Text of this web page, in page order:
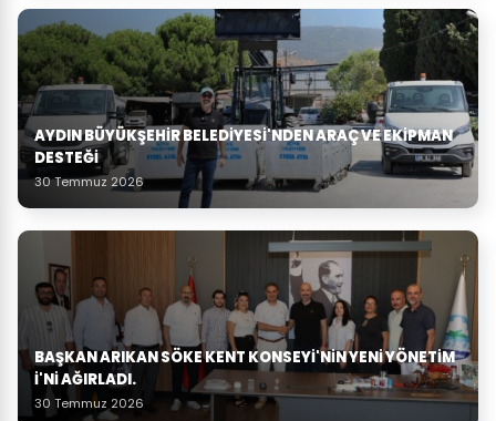
AYDIN BÜYÜKŞEHIR BELEDIYESI'NDEN ARAÇ VE EKIPMAN
DESTEĞI
30 Temmuz 2026
BAŞKAN ARIKAN SÖKE KENT KONSEYI'NIN YENI YÖNETIM
I'NI AĞIRLADI.
30 Temmuz 2026